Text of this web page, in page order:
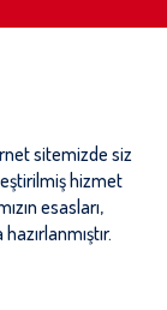
sitemizde siz
hizmet
esasları,